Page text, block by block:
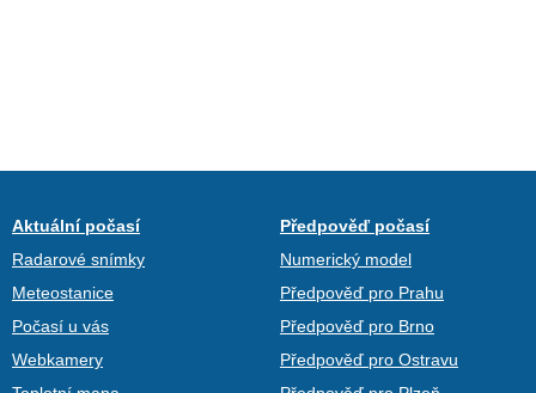
Aktuální počasí
Radarové snímky
Meteostanice
Počasí u vás
Webkamery
Předpověď počasí
Numerický model
Předpověď pro Prahu
Předpověď pro Brno
Předpověď pro Ostravu